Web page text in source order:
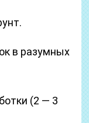
в разумных
(2 — 3